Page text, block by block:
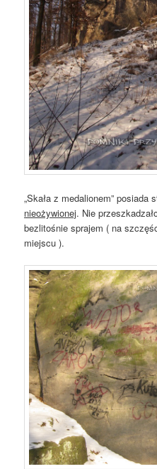
„Skała z medalionem” posiada
nieożywionej. Nie
bezlitośnie sprajem ( na
miejscu ).